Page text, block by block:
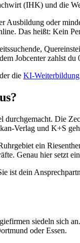
(IHK) und die
Ausbildung oder
Das heißt: Kein
Jobcenter zahlst du
die KI-
Die
Verlag und K+S
ein
Genau hier setzt
ist dein
siedeln sich
oder Essen.